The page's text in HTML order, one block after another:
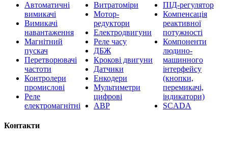
Автоматичні
вимикачі
Вимикачі
навантаження
Магнітний
пускач
Перетворювачі
частоти
Контролери
промислові
Реле
електромагнітні
Витратоміри
Мотор-
редуктори
Електродвигуни
Реле часу
ДБЖ
Крокові двигуни
Датчики
Енкодери
Мультиметри
цифрові
АВР
ПІД-регулятор
Компенсація
реактивної
потужності
Компоненти
людино-
машинного
інтерфейсу
(кнопки,
перемикачі,
індикатори)
SCADA
Контакти